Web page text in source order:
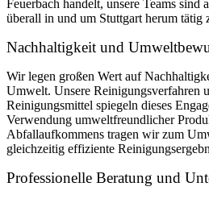
Feuerbach handelt, unsere Teams sind
überall in und um Stuttgart herum tätig
Nachhaltigkeit und
Wir legen großen Wert auf
Umwelt. Unsere Reinigungsverfahren
Reinigungsmittel spiegeln dieses
Verwendung umweltfreundlicher
Abfallaufkommens tragen wir zum
gleichzeitig effiziente
Professionelle Beratung und